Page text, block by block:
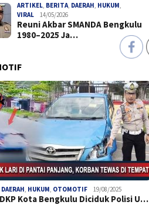
ARTIKEL BERITA DAERAH HUKUM
VIRAL
14/05/2026
Reuni Akbar SMANDA Bengkulu
1980–2025 Ja…
DAERAH HUKUM OTOMOTIF 19/08/2025
Kota Bengkulu Diciduk Polisi U…